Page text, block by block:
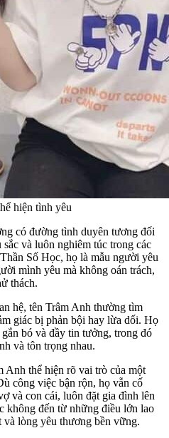
hiện tình yêu
có đường tình duyên tương đối
và luôn nghiêm túc trong các
Số Học, họ là mẫu người yêu
mình yêu mà không oán trách,
thách.
hệ, tên Trâm Anh thường tìm
giác bị phản bội hay lừa dối. Họ
bó và đầy tin tưởng, trong đó
và tôn trọng nhau.
thể hiện rõ vai trò của một
công việc bận rộn, họ vẫn cố
và con cái, luôn đặt gia đình lên
không đến từ những điều lớn lao
và lòng yêu thương bền vững.